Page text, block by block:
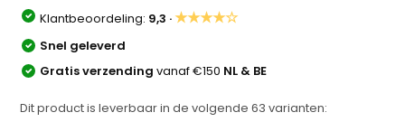
Klantbeoordeling: 9,3 ·★★★★☆
Snel geleverd
Gratis verzendingvanaf €150 NL & BE
Dit product is leverbaar in de volgende63 varianten: